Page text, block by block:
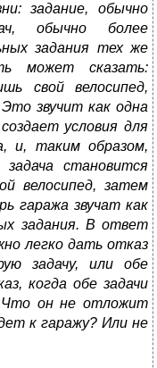
задание, обычно
обычно более
задания тех же
может сказать:
свой велосипед,
Это звучит как одна
условия для
и, таким образом,
становится
велосипед, затем
гаража звучат как
задания. В ответ
легко дать отказ
задачу, или обе
когда обе задачи
Что он не отложит
к гаражу? Или не